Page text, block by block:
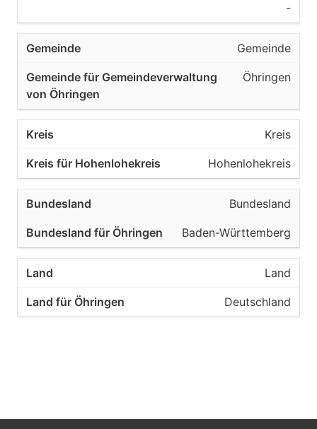
-
Gemeinde
Öhringen
Kreis
Hohenlohekreis
Bundesland
Baden-Württemberg
Land
Deutschland